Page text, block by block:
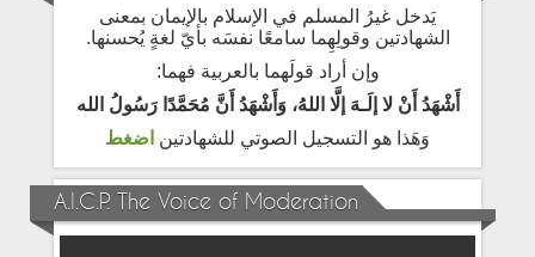
يَدخل غيرُ المسلم في الإسلام بالإيمان بمعنى
الشهادتين وقولِهِما سامعًا نفسَه بأيّ لغةٍ يُحسنها.
وإن أراد قولَهما بالعربية فهما:
أَشْهَدُ أَنْ لا إلَـهَ إلَّا اللهُ، وَأَشْهَدُ أَنَّ مُحَمَّدًا رَسُولُ الله
وَهَذا هو التسجيل الصوتي للشهادتين اضغط
A.I.C.P. The Voice of Moderation